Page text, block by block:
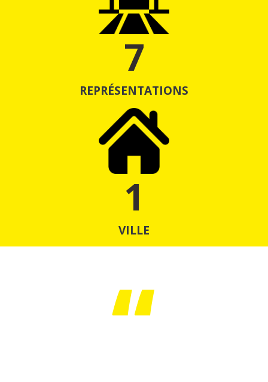
7
REPRÉSENTATIONS
1
VILLE
“